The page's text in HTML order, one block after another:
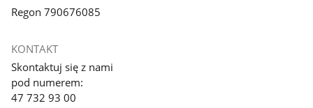
Regon 790676085
KONTAKT
Skontaktuj się z nami
pod numerem:
47 732 93 00